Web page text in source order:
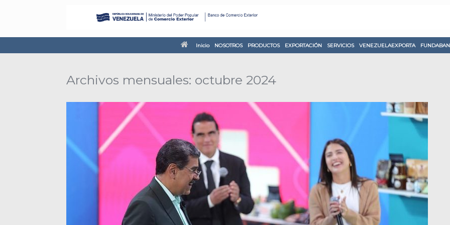
Inicio NOSOTROS PRODUCTOS EXPORTACIÓN SERVICIOS VENEZUELAEXPORTA
Archivos mensuales: octubre 2024